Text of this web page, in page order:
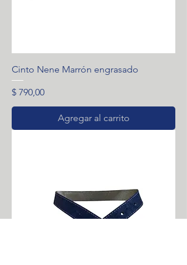
Cinto Nene Marrón engrasado
Precio
$ 790,00
Agregar al carrito